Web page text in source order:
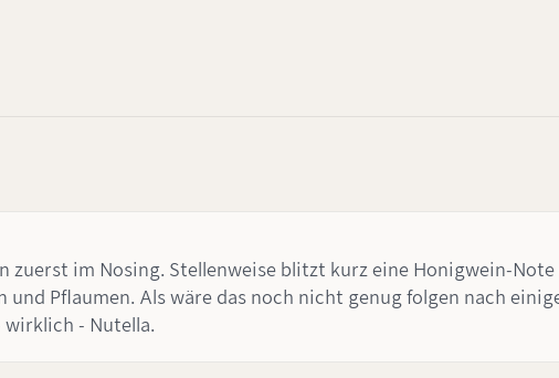
zuerst im Nosing. Stellenweise blitzt kurz eine Honigwein-
Pflaumen. Als wäre das noch nicht genug folgen nach
wirklich - Nutella.